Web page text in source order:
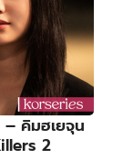
คิมฮเยจุน
2